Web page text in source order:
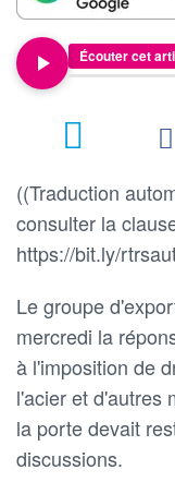
Écouter cet
((Traduction
consulter la
https://bit.ly/
Le groupe
mercredi la
à l'imposition de
l'acier et d'autres
la porte devait
discussions.